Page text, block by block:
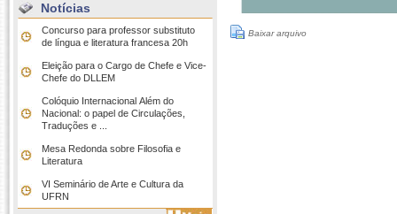
Notícias
Concurso para professor substituto
de língua e literatura francesa 20h
Eleição para o Cargo de Chefe e Vice-
Chefe do DLLEM
Colóquio Internacional Além do
Nacional: o papel de Circulações,
Traduções e ...
Mesa Redonda sobre Filosofia e
Literatura
VI Seminário de Arte e Cultura da
UFRN
Baixar arquivo